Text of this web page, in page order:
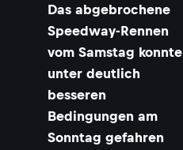
Das abgebrochene
Speedway-Rennen
vom Samstag konnte
unter deutlich
besseren
Bedingungen am
Sonntag gefahren